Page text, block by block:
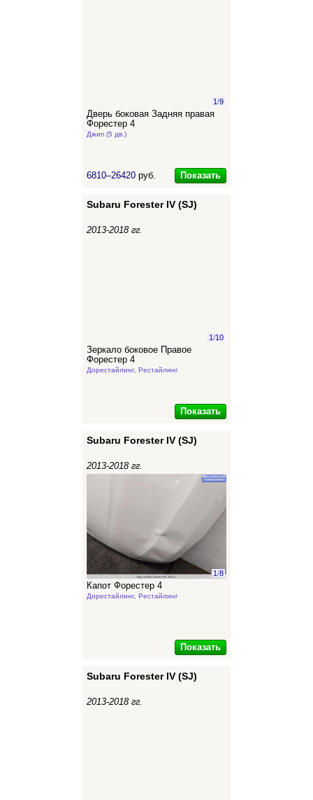
1/9
Дверь боковая Задняя правая
Форестер 4
Джип (5 дв.)
6810–26420 руб. Показать
Subaru Forester IV (SJ)
2013-2018 гг.
1/10
Зеркало боковое Правое
Форестер 4
Дорестайлинг, Рестайлинг
Показать
Subaru Forester IV (SJ)
2013-2018 гг.
1/8
Капот Форестер 4
Дорестайлинг, Рестайлинг
Показать
Subaru Forester IV (SJ)
2013-2018 гг.